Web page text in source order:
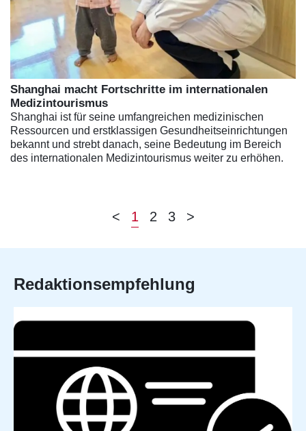
Shanghai macht Fortschritte im internationalen
Medizintourismus
Shanghai ist für seine umfangreichen medizinischen
Ressourcen und erstklassigen Gesundheitseinrichtungen
bekannt und strebt danach, seine Bedeutung im Bereich
des internationalen Medizintourismus weiter zu erhöhen.
< 1 2 3 >
Redaktionsempfehlung